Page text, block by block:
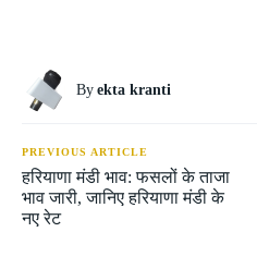
By ekta kranti
PREVIOUS ARTICLE
हरियाणा मंडी भाव: फसलों के ताजा
भाव जारी, जानिए हरियाणा मंडी के
नए रेट